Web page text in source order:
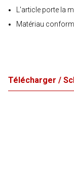
L'article porte la
Matériau
Télécharger /